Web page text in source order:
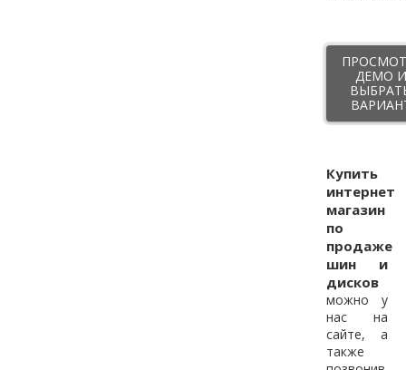
ДЕМО И
Купить
интернет
магазин
по
продаже
шин и
дисков
можно у
нас на
сайте, а
также